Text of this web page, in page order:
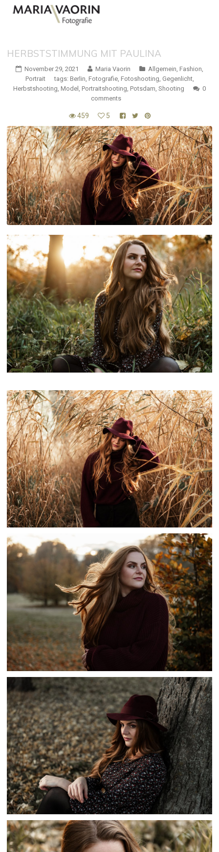
HERBSTSTIMMUNG MIT PAULINA
November 29, 2021 Maria Vaorin Allgemein Fashion
Portrait
tags: Berlin Fotografie, Fotoshooting Gegenlicht,
Herbstshooting Model Portraitshooting Potsdam Shooting
0
comments
459 5